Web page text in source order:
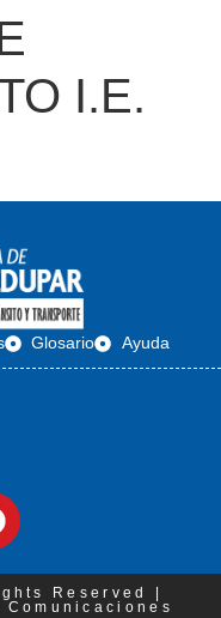
I.E.
Glosario Ayuda
Reserved |